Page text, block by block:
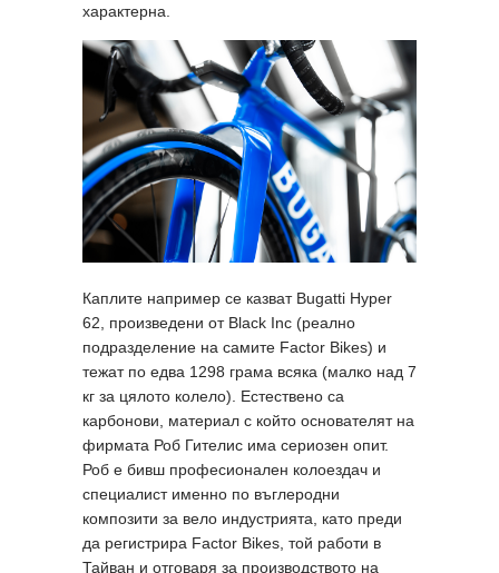
характерна.
Каплите например се казват Bugatti Hyper
62, произведени от Black Inc (реално
подразделение на самите Factor Bikes) и
тежат по едва 1298 грама всяка (малко над 7
кг за цялото колело). Естествено са
карбонови, материал с който основателят на
фирмата Роб Гителис има сериозен опит.
Роб е бивш професионален колоездач и
специалист именно по въглеродни
композити за вело индустрията, като преди
да регистрира Factor Bikes, той работи в
Тайван и отговаря за производството на